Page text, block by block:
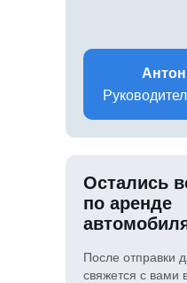
Остались
по аренде
После отправки
свяжется с вами